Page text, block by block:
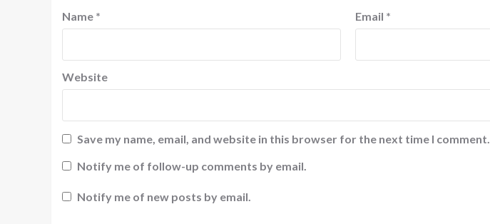
Name * Email *
Website
Save my name, email, and website in this browser for the next time I comment.
Notify me of follow-up comments by email.
Notify me of new posts by email.